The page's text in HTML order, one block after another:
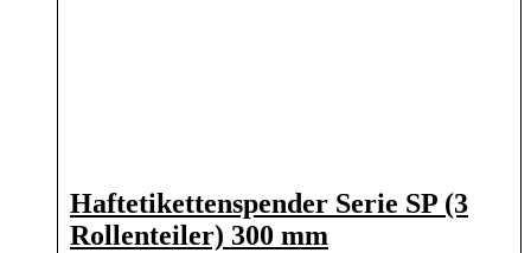
Haftetikettenspender Serie SP (3
Rollenteiler) 300 mm